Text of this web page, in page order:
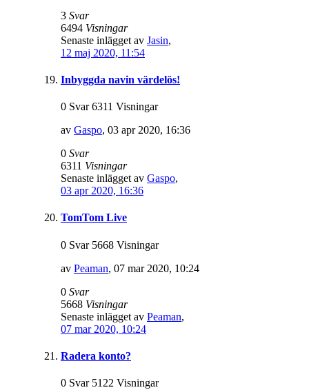
3 Svar
6494 Visningar
Senaste inlägget av Jasin,
12 maj 2020, 11:54
Inbyggda navin värdelös!
0 Svar 6311 Visningar
av Gaspo, 03 apr 2020, 16:36
0 Svar
6311 Visningar
Senaste inlägget av Gaspo,
03 apr 2020, 16:36
TomTom Live
0 Svar 5668 Visningar
av Peaman, 07 mar 2020, 10:24
0 Svar
5668 Visningar
Senaste inlägget av Peaman,
07 mar 2020, 10:24
Radera konto?
0 Svar 5122 Visningar